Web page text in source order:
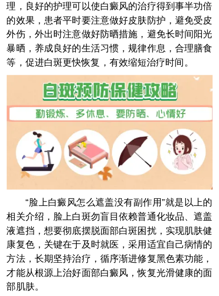
理，良好的护理可以使白癜风的治疗得到事半功倍
的效果，患者平时要注意做好皮肤防护，避免受皮
外伤，外出时注意做好防晒措施，避免长时间阳光
暴晒，养成良好的生活习惯，规律作息，合理膳食
等，促进白斑更快恢复，有效缩短治疗时间。
“脸上白癜风怎么遮盖没有副作用”就是以上的
相关介绍，脸上白斑勿盲目依赖普通化妆品、遮盖
液遮挡，想要彻底摆脱面部白斑困扰，实现肌肤健
康复色，关键在于及时就医，采用适宜自己病情的
方法，长期坚持治疗，循序渐进修复黑色素功能，
才能从根源上治好面部白癜风，恢复光滑健康的面
部肌肤。